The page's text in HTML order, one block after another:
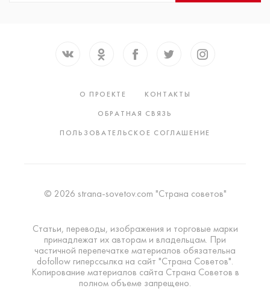
О ПРОЕКТЕ
КОНТАКТЫ
ОБРАТНАЯ СВЯЗЬ
ПОЛЬЗОВАТЕЛЬСКОЕ СОГЛАШЕНИЕ
© 2026 strana-sovetov.com "Страна советов"
Статьи, переводы, изображения и торговые марки
принадлежат их авторам и владельцам. При
частичной перепечатке материалов обязательна
dofollow гиперссылка на сайт "Страна Советов".
Копирование материалов сайта Страна Советов в
полном объеме запрещено.